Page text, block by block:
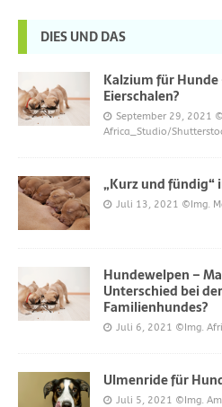
DIES UND DAS
Kalzium für Hunde
Eierschalen?
September 29, 2021
Africa_Studio/
„Kurz und fündig“
Juli 13, 2021 ©Img.
Hundewelpen –
Unterschied bei
Familienhundes?
Juli 6, 2021 ©Img.
Ulmenride für
Juli 5, 2021 ©Img.